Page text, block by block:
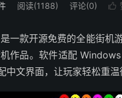
阅读(1188) 评论(0) 
款开源免费的全能街机
作品。软件适配
文界面，让玩家轻松重温